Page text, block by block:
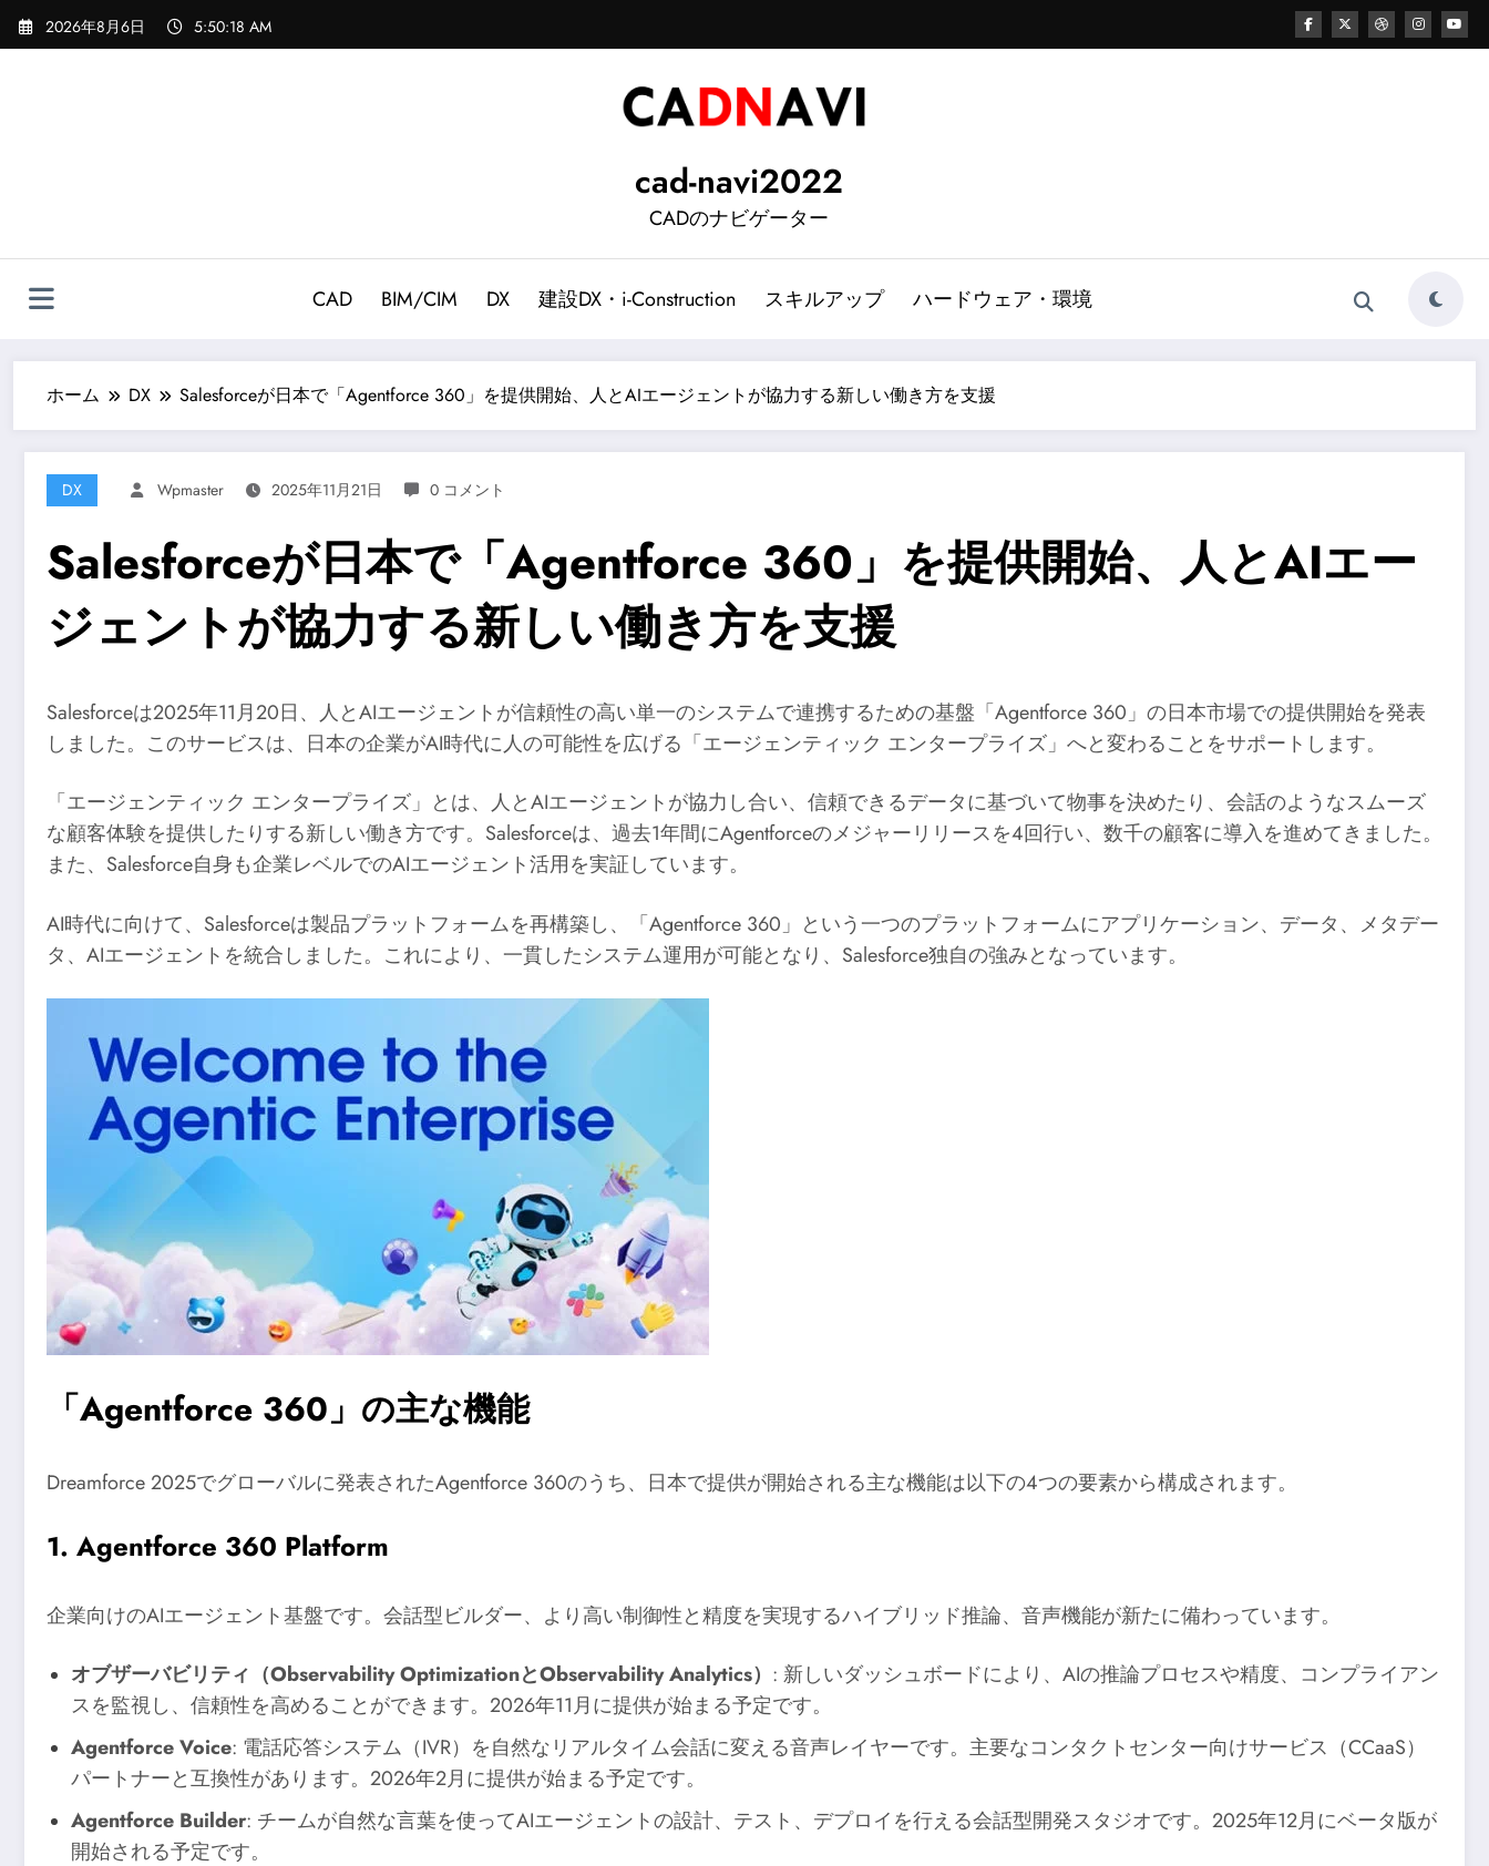
プ
2026年8月6日 5:50:19 AM
cad-navi2022
CADのナビゲーター
CAD BIM/CIM DX 建設DX・i-Construction スキルアップ ハードウェア・環境
ホーム DX Salesforceが日本で「Agentforce 360」を提供開始、人とAIエージェントが協力する新しい働き方を支援
DX Wpmaster 2025年11月21日 0 コメント
Salesforceが日本で「Agentforce 360」を提供開始、人とAIエー
ジェントが協力する新しい働き方を支援
Salesforceは2025年11月20日、人とAIエージェントが信頼性の高い単一のシステムで連携するための基盤「Agentforce 360」の日本市場での提供開始を発表
しました。このサービスは、日本の企業がAI時代に人の可能性を広げる「エージェンティック エンタープライズ」へと変わることをサポートします。
「エージェンティック エンタープライズ」とは、人とAIエージェントが協力し合い、信頼できるデータに基づいて物事を決めたり、会話のようなスムーズ
な顧客体験を提供したりする新しい働き方です。Salesforceは、過去1年間にAgentforceのメジャーリリースを4回行い、数千の顧客に導入を進めてきました。
また、Salesforce自身も企業レベルでのAIエージェント活用を実証しています。
AI時代に向けて、Salesforceは製品プラットフォームを再構築し、「Agentforce 360」という一つのプラットフォームにアプリケーション、データ、メタデー
タ、AIエージェントを統合しました。これにより、一貫したシステム運用が可能となり、Salesforce独自の強みとなっています。
「Agentforce 360」の主な機能
Dreamforce 2025でグローバルに発表されたAgentforce 360のうち、日本で提供が開始される主な機能は以下の4つの要素から構成されます。
1. Agentforce 360 Platform
企業向けのAIエージェント基盤です。会話型ビルダー、より高い制御性と精度を実現するハイブリッド推論、音声機能が新たに備わっています。
オブザーバビリティ（Observability OptimizationとObservability Analytics） : 新しいダッシュボードにより、AIの推論プロセスや精度、コンプライアン
スを監視し、信頼性を高めることができます。2026年11月に提供が始まる予定です。
Agentforce Voice: 電話応答システム（IVR）を自然なリアルタイム会話に変える音声レイヤーです。主要なコンタクトセンター向けサービス（CCaaS）
パートナーと互換性があります。2026年2月に提供が始まる予定です。
Agentforce Builder: チームが自然な言葉を使ってAIエージェントの設計、テスト、デプロイを行える会話型開発スタジオです。2025年12月にベータ版が
開始される予定です。